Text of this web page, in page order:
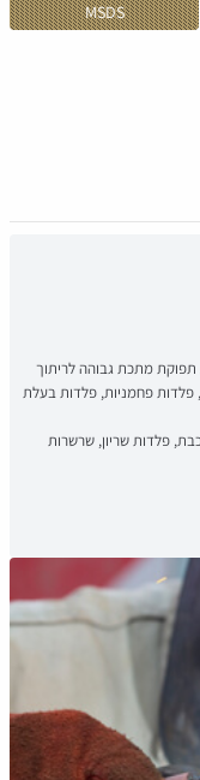
MSDS
תפוקת מתכת גבוהה לריתוך
פלדות פחמניות, פלדות בעלת
פלדות שריון, שרשרות